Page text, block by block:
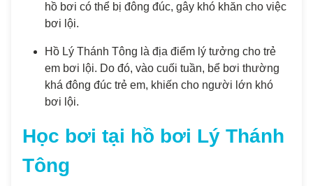
hồ bơi có thể bị đông đúc, gây khó khăn cho việc
bơi lội.
Hồ Lý Thánh Tông là địa điểm lý tưởng cho trẻ
em bơi lội. Do đó, vào cuối tuần, bể bơi thường
khá đông đúc trẻ em, khiến cho người lớn khó
bơi lội.
Học bơi tại hồ bơi Lý Thánh
Tông